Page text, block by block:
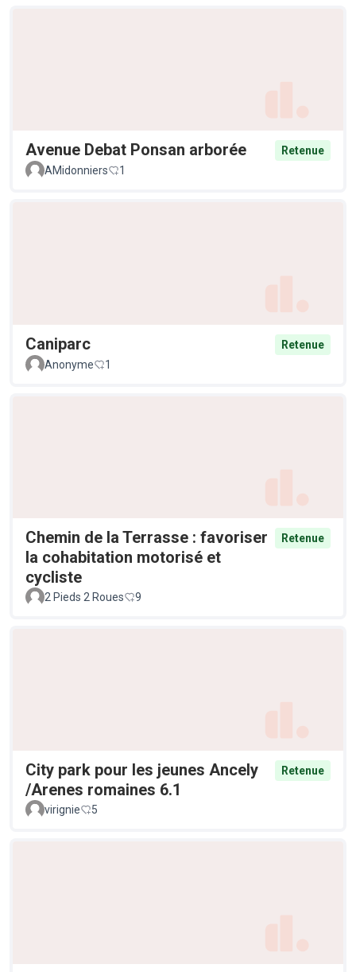
Avenue Debat Ponsan arborée
Retenue
AMidonniers
1
Caniparc
Retenue
Anonyme
1
Chemin de la Terrasse : favoriser
la cohabitation motorisé et
cycliste
Retenue
2 Pieds 2 Roues 9
City park pour les jeunes Ancely
/Arenes romaines 6.1
Retenue
virignie 5